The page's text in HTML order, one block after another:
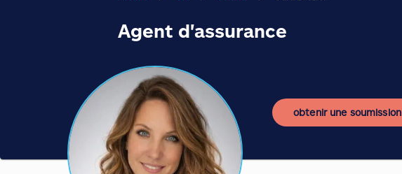
Agent d'assurance
obtenir une soumission